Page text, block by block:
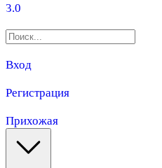
3.0
Вход
Регистрация
Прихожая